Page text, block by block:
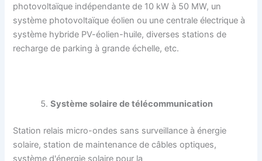
photovoltaïque indépendante de 10 kW à 50 MW, un
système photovoltaïque éolien ou une centrale électrique à
système hybride PV-éolien-huile, diverses stations de
recharge de parking à grande échelle, etc.
Système solaire de télécommunication
Station relais micro-ondes sans surveillance à énergie
solaire, station de maintenance de câbles optiques,
système d'énergie solaire pour la